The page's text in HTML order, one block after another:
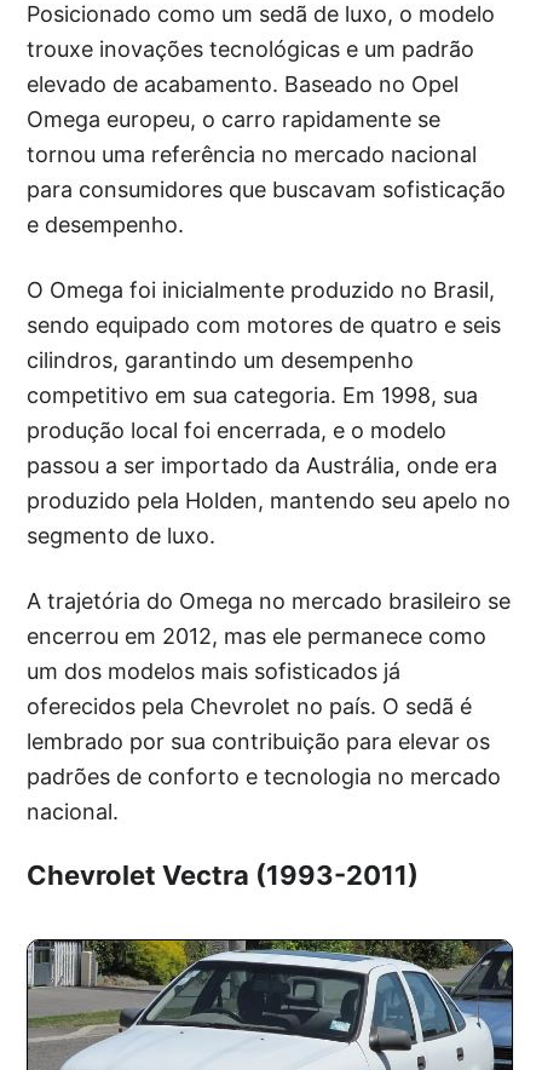
Posicionado como um sedã de luxo, o modelo
trouxe inovações tecnológicas e um padrão
elevado de acabamento. Baseado no Opel
Omega europeu, o carro rapidamente se
tornou uma referência no mercado nacional
para consumidores que buscavam sofisticação
e desempenho.
O Omega foi inicialmente produzido no Brasil,
sendo equipado com motores de quatro e seis
cilindros, garantindo um desempenho
competitivo em sua categoria. Em 1998, sua
produção local foi encerrada, e o modelo
passou a ser importado da Austrália, onde era
produzido pela Holden, mantendo seu apelo no
segmento de luxo.
A trajetória do Omega no mercado brasileiro se
encerrou em 2012, mas ele permanece como
um dos modelos mais sofisticados já
oferecidos pela Chevrolet no país. O sedã é
lembrado por sua contribuição para elevar os
padrões de conforto e tecnologia no mercado
nacional.
Chevrolet Vectra (1993-2011)